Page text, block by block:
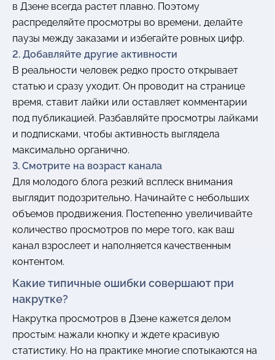
в Дзене всегда растет плавно. Поэтому
распределяйте просмотры во времени, делайте
паузы между заказами и избегайте ровных цифр.
2. Добавляйте другие активности
В реальности человек редко просто открывает
статью и сразу уходит. Он проводит на странице
время, ставит лайки или оставляет комментарии
под публикацией. Разбавляйте просмотры лайками
и подписками, чтобы активность выглядела
максимально органично.
3. Смотрите на возраст канала
Для молодого блога резкий всплеск внимания
выглядит подозрительно. Начинайте с небольших
объемов продвижения. Постепенно увеличивайте
количество просмотров по мере того, как ваш
канал взрослеет и наполняется качественным
контентом.
Какие типичные ошибки совершают при
накрутке?
Накрутка просмотров в Дзене кажется делом
простым: нажали кнопку и ждете красивую
статистику. Но на практике многие спотыкаются на